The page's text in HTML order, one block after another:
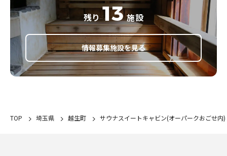
残り 13 施設
情報募集施設を見る
TOP 埼玉県 越生町 サウナスイートキャビン(オーパークおごせ内)